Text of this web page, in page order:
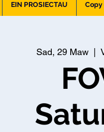
EIN PROSIECTAU Copy
Sad, 29 Maw